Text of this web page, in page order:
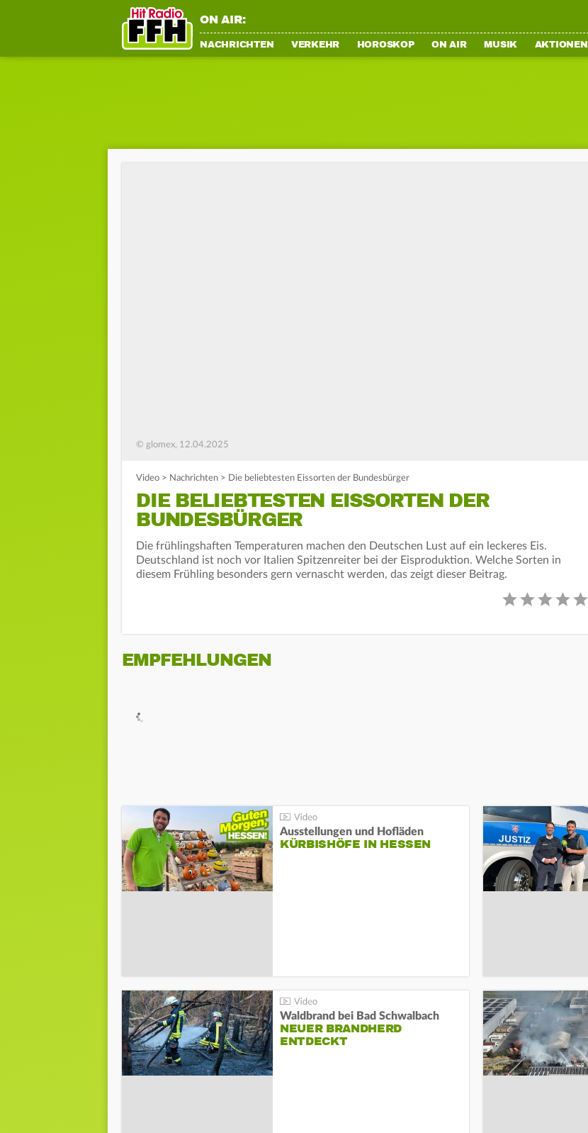
ON AIR:
NACHRICHTEN VERKEHR HOROSKOP ON AIR MUSIK AKTIONEN
© glomex, 12.04.2025
Video > Nachrichten > Die beliebtesten Eissorten der Bundesbürger
DIE BELIEBTESTEN EISSORTEN DER
BUNDESBÜRGER
Die frühlingshaften Temperaturen machen den Deutschen Lust auf ein leckeres Eis.
Deutschland ist noch vor Italien Spitzenreiter bei der Eisproduktion. Welche Sorten in
diesem Frühling besonders gern vernascht werden, das zeigt dieser Beitrag.
EMPFEHLUNGEN
Ausstellungen und Hofläden
KÜRBISHÖFE IN HESSEN
Waldbrand bei Bad Schwalbach
NEUER BRANDHERD
ENTDECKT